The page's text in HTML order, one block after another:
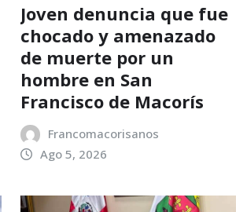
Joven denuncia que fue
chocado y amenazado
de muerte por un
hombre en San
Francisco de Macorís
Francomacorisanos
Ago 5, 2026